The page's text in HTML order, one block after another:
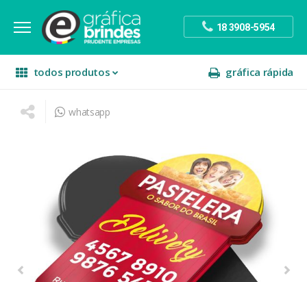
18 3908-5954
todos produtos gráfica rápida
escritório
decoração
whatsapp